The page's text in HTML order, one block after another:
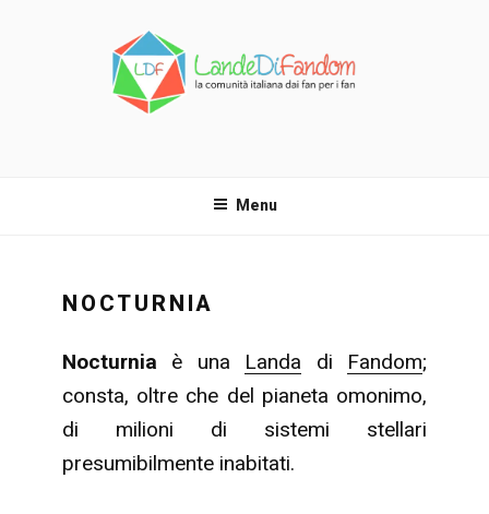
Menu
NOCTURNIA
Nocturnia è una Landa di Fandom;
consta, oltre che del pianeta omonimo,
di milioni di sistemi stellari
presumibilmente inabitati.